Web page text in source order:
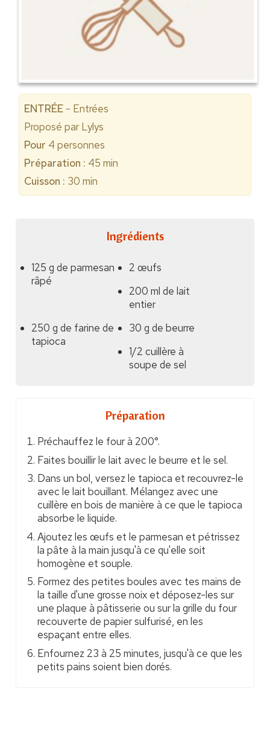
ENTRÉE - Entrées
Proposé par Lylys
Pour 4 personnes
Préparation : 45 min
Cuisson : 30 min
Ingrédients
125 g de parmesan
râpé
2 œufs
200 ml de lait
entier
250 g de farine de
tapioca
30 g de beurre
1/2 cuillère à
soupe de sel
Préparation
Préchauffez le four à 200°.
Faites bouillir le lait avec le beurre et le sel.
Dans un bol, versez le tapioca et recouvrez-le
avec le lait bouillant. Mélangez avec une
cuillère en bois de manière à ce que le tapioca
absorbe le liquide.
Ajoutez les œufs et le parmesan et pétrissez
la pâte à la main jusqu'à ce qu'elle soit
homogène et souple.
Formez des petites boules avec tes mains de
la taille d'une grosse noix et déposez-les sur
une plaque à pâtisserie ou sur la grille du four
recouverte de papier sulfurisé, en les
espaçant entre elles.
Enfournez 23 à 25 minutes, jusqu'à ce que les
petits pains soient bien dorés.